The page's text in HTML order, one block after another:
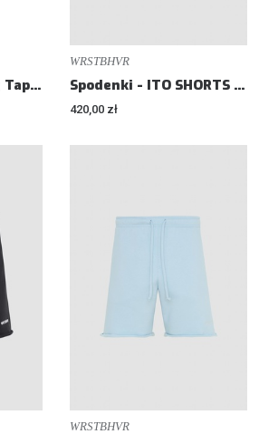
Spodenki - Masking Tape Short - Loose fit
WRSTBHVR
Spodenki - ITO SHORTS - Regular fit
420,00 zł
WRSTBHVR